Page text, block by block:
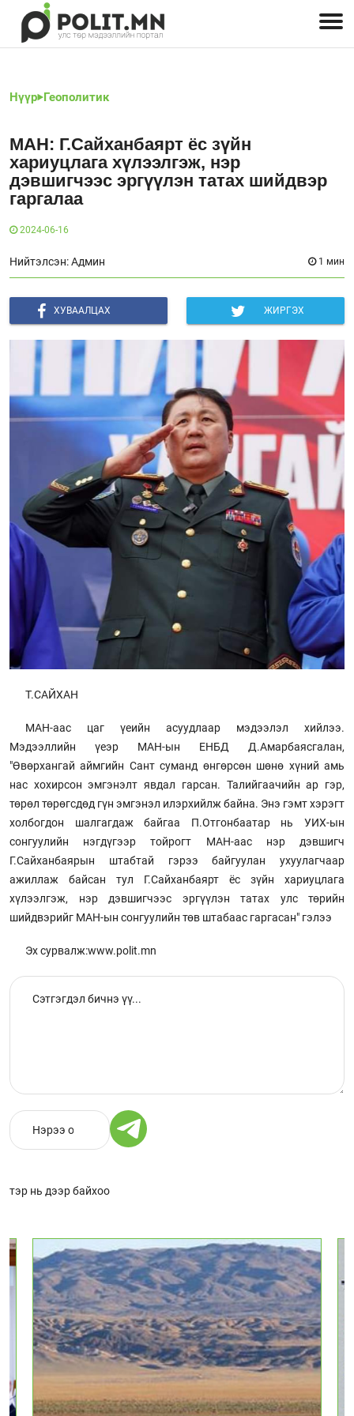
Нүүр Геополитик
МАН: Г.Сайханбаярт ёс зүйн
хариуцлага хүлээлгэж, нэр
дэвшигчээс эргүүлэн татах шийдвэр
гаргалаа
2024-06-16
Нийтэлсэн: Админ 1 мин
ХУВААЛЦАХ ЖИРГЭХ
Т.САЙХАН
МАН-аас цаг үеийн асуудлаар мэдээлэл хийлээ.
Мэдээллийн үеэр МАН-ын ЕНБД Д.Амарбаясгалан,
"Өвөрхангай аймгийн Сант суманд өнгөрсөн шөнө хүний амь
нас хохирсон эмгэнэлт явдал гарсан. Талийгаачийн ар гэр,
төрөл төрөгсдөд гүн эмгэнэл илэрхийлж байна. Энэ гэмт хэрэгт
холбогдон шалгагдаж байгаа П.Отгонбаатар нь УИХ-ын
сонгуулийн нэгдүгээр тойрогт МАН-аас нэр дэвшигч
Г.Сайханбаярын штабтай гэрээ байгуулан ухуулагчаар
ажиллаж байсан тул Г.Сайханбаярт ёс зүйн хариуцлага
хүлээлгэж, нэр дэвшигчээс эргүүлэн татах улс төрийн
шийдвэрийг МАН-ын сонгуулийн төв штабаас гаргасан" гэлээ
Эх сурвалж:www.polit.mn
тэр нь дээр байхоо